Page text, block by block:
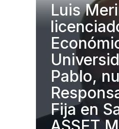
Luis
Pablo,
Fija en